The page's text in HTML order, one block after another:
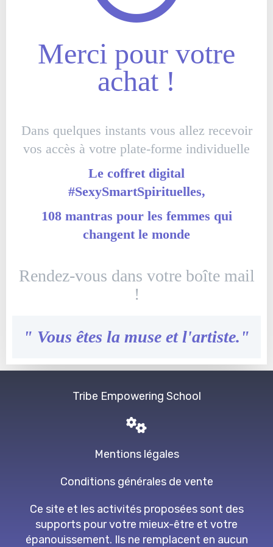
Merci pour votre
achat !
Dans quelques instants vous allez recevoir
vos accès à votre plate-forme individuelle
Le coffret digital
#SexySmartSpirituelles,
108 mantras pour les femmes qui
changent le monde
Rendez-vous dans votre boîte mail
!
" Vous êtes la muse et l'artiste."
Tribe Empowering School
Mentions légales
Conditions générales de vente
Ce site et les activités proposées sont des
supports pour votre mieux-être et votre
épanouissement. Ils ne remplacent en aucun